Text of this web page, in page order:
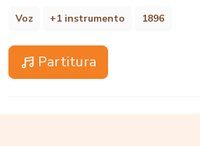
Voz +1 instrumento 1896
Partitura